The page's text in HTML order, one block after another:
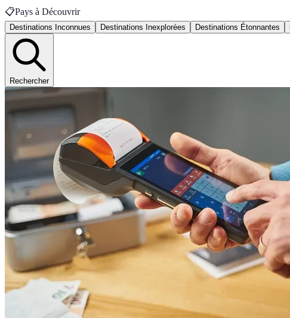
📋Pays à Découvrir
Destinations Inconnues Destinations Inexplorées Destinations Étonnantes
Rechercher